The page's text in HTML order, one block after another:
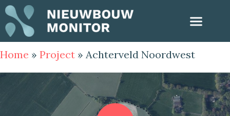
Home » Project » Achterveld Noordwest